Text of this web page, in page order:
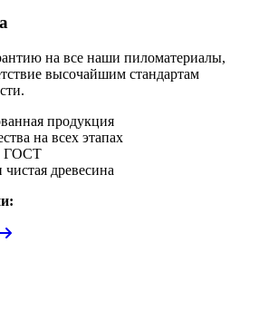
на все наши пиломатериалы,
высочайшим стандартам
продукция
на всех этапах
ГОСТ
древесина